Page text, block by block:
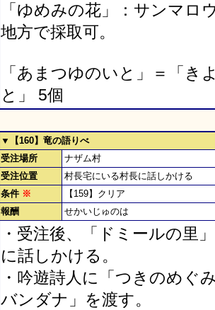
「ゆめみの花」：サンマロ
地方で採取可。
「あまつゆのいと」＝「き
と」 5個
▼【160】竜の語りべ
受注場所
ナザム村
受注位置
村長宅にいる村長に話しかける
条件 ※
【159】クリア
報酬
せかいじゅのは
・受注後、「ドミールの里
に話しかける。
・吟遊詩人に「つきのめぐ
バンダナ」を渡す。